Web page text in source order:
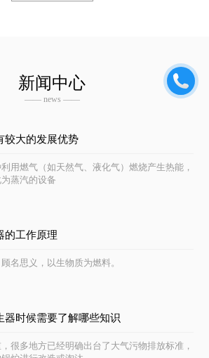
新闻中心
—— news ——
较大的发展优势
用燃气（如天然气、液化气）燃烧产生热能，
蒸汽的设备
的工作原理
名思义，以生物质为燃料。
器时候需要了解哪些知识
很多地方已经明确出台了大气污物排放标准，